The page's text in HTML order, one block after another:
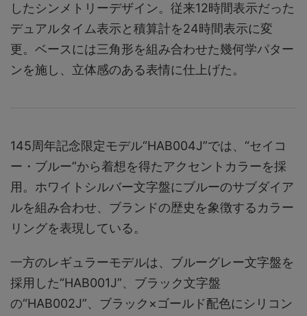
したシンメトリーデザイン。従来12時間表示だった
デュアルタイム表示と積算計を24時間表示に変
更。ベースには三角形を組み合わせた幾何学パター
ンを施し、立体感のある表情に仕上げた。
145周年記念限定モデル“HAB004J”では、“セイコ
ー・ブルー”から着想を得たアクセントカラーを採
用。ホワイトシルバー文字盤にブルーのサブダイア
ルを組み合わせ、ブランドの歴史を象徴するカラー
リングを表現している。
一方のレギュラーモデルは、ブルーグレー文字盤を
採用した“HAB001J”、ブラック文字盤
の“HAB002J”、ブラック×ゴールド配色にシリコン